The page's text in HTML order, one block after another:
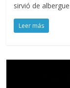
sirvió de
Leer más